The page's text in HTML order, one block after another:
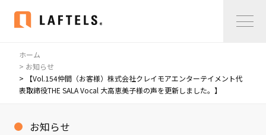
Home
私たちについて
私たちについて
ホーム
> お知らせ
> 【Vol.154仲間（お客様）株式会社クレイモアエンターテイメント代
表取締役THE SALA Vocal 大高恵美子様の声を更新しました。】
お知らせ